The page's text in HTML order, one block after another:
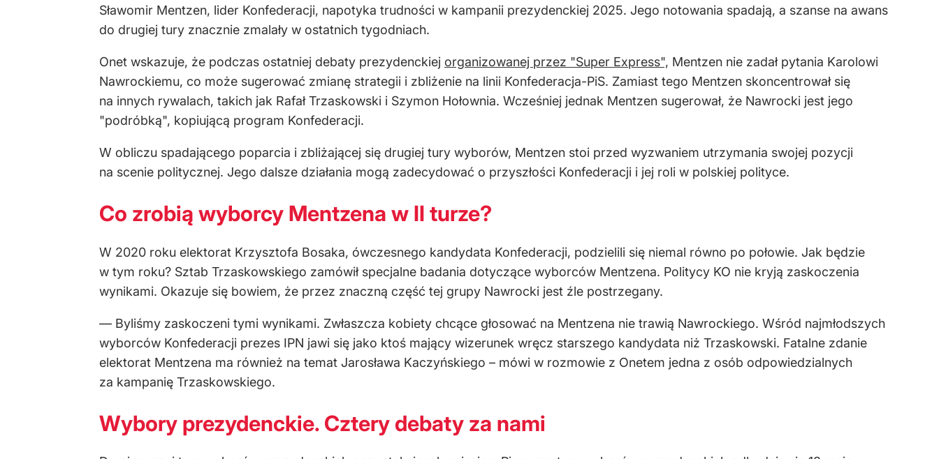
Sławomir Mentzen, lider Konfederacji, napotyka trudności w kampanii prezydenckiej 2025. Jego notowania spadają, a szanse na awans
do drugiej tury znacznie zmalały w ostatnich tygodniach.
Onet wskazuje, że podczas ostatniej debaty prezydenckiej organizowanej przez "Super Express", Mentzen nie zadał pytania Karolowi
Nawrockiemu, co może sugerować zmianę strategii i zbliżenie na linii Konfederacja-PiS. Zamiast tego Mentzen skoncentrował się
na innych rywalach, takich jak Rafał Trzaskowski i Szymon Hołownia. Wcześniej jednak Mentzen sugerował, że Nawrocki jest jego
"podróbką", kopiującą program Konfederacji.
W obliczu spadającego poparcia i zbliżającej się drugiej tury wyborów, Mentzen stoi przed wyzwaniem utrzymania swojej pozycji
na scenie politycznej. Jego dalsze działania mogą zadecydować o przyszłości Konfederacji i jej roli w polskiej polityce.
Co zrobią wyborcy Mentzena w II turze?
W 2020 roku elektorat Krzysztofa Bosaka, ówczesnego kandydata Konfederacji, podzielili się niemal równo po połowie. Jak będzie
w tym roku? Sztab Trzaskowskiego zamówił specjalne badania dotyczące wyborców Mentzena. Politycy KO nie kryją zaskoczenia
wynikami. Okazuje się bowiem, że przez znaczną część tej grupy Nawrocki jest źle postrzegany.
— Byliśmy zaskoczeni tymi wynikami. Zwłaszcza kobiety chcące głosować na Mentzena nie trawią Nawrockiego. Wśród najmłodszych
wyborców Konfederacji prezes IPN jawi się jako ktoś mający wizerunek wręcz starszego kandydata niż Trzaskowski. Fatalne zdanie
elektorat Mentzena ma również na temat Jarosława Kaczyńskiego – mówi w rozmowie z Onetem jedna z osób odpowiedzialnych
za kampanię Trzaskowskiego.
Wybory prezydenckie. Cztery debaty za nami